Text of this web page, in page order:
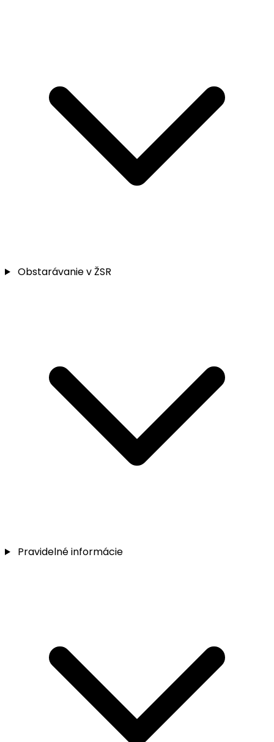
Obstarávanie v ŽSR
Pravidelné informácie